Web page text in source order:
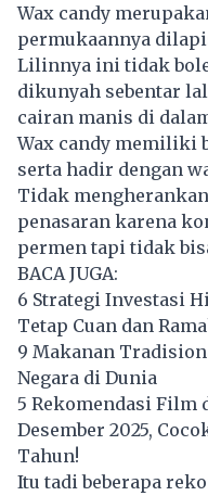
Wax candy
permukaannya
Lilinnya ini tidak
dikunyah sebentar
cairan manis di
Wax candy memiliki
serta hadir dengan
Tidak
penasaran karena
permen tapi tidak
BACA JUGA:
6 Strategi Investasi
Tetap Cuan dan
9 Makanan
Negara di Dunia
5 Rekomendasi Film
Desember 2025,
Tahun!
Itu tadi beberapa